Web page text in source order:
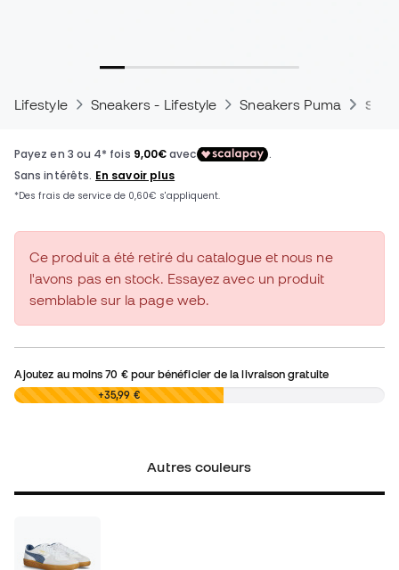
Lifestyle Sneakers - Lifestyle Sneakers Puma
Ce produit a été retiré du catalogue et nous ne
l'avons pas en stock. Essayez avec un produit
semblable sur la page web.
Ajoutez au moins70 €pour bénéficier de la livraison gratuite
0,00 € +35,99 €
Autres couleurs